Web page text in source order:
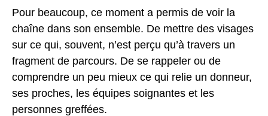
Pour beaucoup, ce moment a permis de voir la
chaîne dans son ensemble. De mettre des visages
sur ce qui, souvent, n’est perçu qu’à travers un
fragment de parcours. De se rappeler ou de
comprendre un peu mieux ce qui relie un donneur,
ses proches, les équipes soignantes et les
personnes greffées.